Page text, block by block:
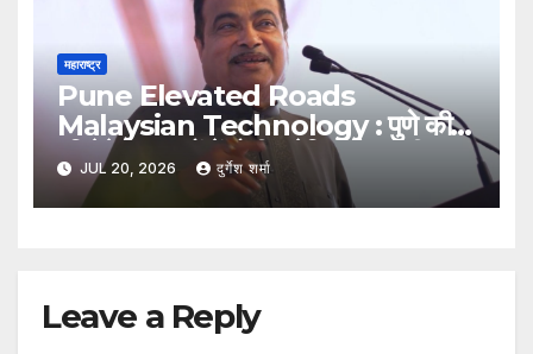
महाराष्ट्र
Pune Elevated Roads
Malaysian Technology : पुणे की
एलिवेटेड सड़कों में होगी मलेशियाई तकनीक
का इस्तेमाल, कम पिलर से बनेगा आधुनिक
इंफ्रास्ट्रक्चर: नितिन गडकरी
JUL 20, 2026 दुर्गेश शर्मा
Leave a Reply